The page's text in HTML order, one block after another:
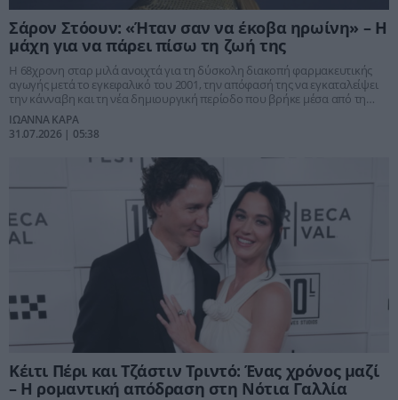
Σάρον Στόουν: «Ήταν σαν να έκοβα ηρωίνη» – Η
μάχη για να πάρει πίσω τη ζωή της
Η 68χρονη σταρ μιλά ανοιχτά για τη δύσκολη διακοπή φαρμακευτικής
αγωγής μετά το εγκεφαλικό του 2001, την απόφασή της να εγκαταλείψει
την κάνναβη και τη νέα δημιουργική περίοδο που βρήκε μέσα από τη
ζωγραφική.
ΙΩΑΝΝΑ ΚΑΡΑ
31.07.2026 | 05:38
Κέιτι Πέρι και Τζάστιν Τριντό: Ένας χρόνος μαζί
– Η ρομαντική απόδραση στη Νότια Γαλλία